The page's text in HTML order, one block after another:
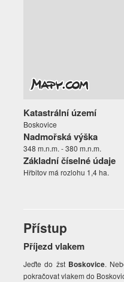
Katastrální území
Boskovice
Nadmořská výška
348 m.n.m. - 380 m.n.m.
Základní číselné údaje
Hřbitov má rozlohu 1,4 ha.
Přístup
Příjezd vlakem
Jeďte do žst Boskovice.
pokračovat vlakem do